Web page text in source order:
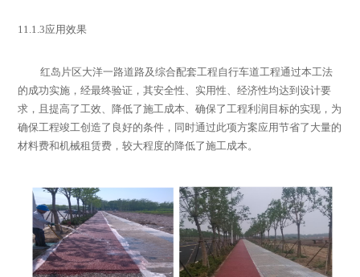
11.1.3应用效果
红岛片区大洋一路道路及综合配套工程自行车道工程通过本工法
的成功实施，经最终验证，其安全性、实用性、经济性均达到设计要
求，且提高了工效、降低了施工成本、确保了工程利润目标的实现，为
确保工程竣工创造了良好的条件，同时通过此项方案应用节省了大量的
材料费和机械租赁费，较大程度的降低了施工成本。